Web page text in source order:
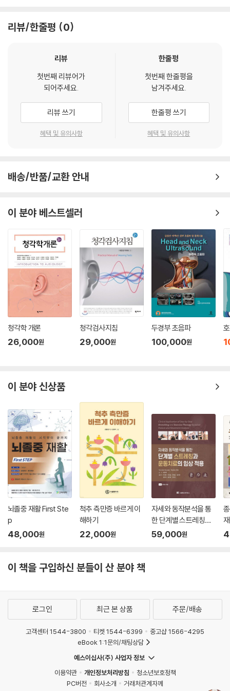
31. 외래에서 귀 모양 쉽게 분석하기 353
33. 이개 켈로이드의 외래 처치와 치료 375
34. 이개 혈종의 처치와 치료 381
35. 돌출귀 수술적 교정 387
36. 전이개누공의 치료 397
Section VII 안면신경질환 술기와 검사의 판독 411
38. 안면신경마비의 전기생리학적 검사 판독: ENoG와 EMG 421
41. 안면마비 환자의 고실 내 스테로이드 주입술 461
44. 내시경을 이용한 귀 처치 및 수술의 준비 491
45. 내시경을 활용한 다양한 외래 술기 505
46. 내시경을 통해서 보는 중이 구조 513
47. 내시경을 이용한 고막성형술과 고실성형술 521
48. 내시경을 이용한 이소골성형술 531
Section IX 이식형청각기기 술기와 검사의 판독 539
49. 최신 이식형청각기기의 종류 및 기기에 대한 이해 541
50. 이식형청각기기 대상자를 위한 청력검사의 판독 및 적응증 549
51. 인공와우이식술 중 검사의 판독 559
54. 능동형 중이이식기, 골도 이식형 보청기의 피팅 및 술 후 평가와 판독
찾아보기 605
권의 책자로 엮게 되었습니다. 특히 외래와 수술 현장에서 실제로 활용할
적 노하우를 공유하고자 하였습니다. 이는 난청, 이명, 어지럼, 안면마비를
비롯한 다양한 이과 질환의 진료에 대한 보다 체계적이고 실질적인 접근을
돕는 중요한 지침이 될 것입니다.
본 책자는 이과학회의 임상 연구의 한 축을 담당하고 있는 8개 임상연구회
학회 간행 위원회 위원 및 이효정 간행 이사의 노고에 깊은 감사를 드립니
대한이과학회는 “인류의 귀 건강을 위해 헌신한다”는 미션을 바탕으로 학
문적 발전과 교류, 회원들의 연구 및 임상 역량 강화를 동시에 추구해 왔습
니다. 본 책의 발간 이 학회의 미션을 실천하는 의미 있는 한 걸음이 되기를
기대합니다. 감사합니다.
2026년 4월
대한이과학회 회장 박시내
리뷰/한줄평 0
리뷰
첫번째 리뷰어가
되어주세요.
리뷰 쓰기
혜택 및 유의사항
한줄평
첫번째 한줄평을
남겨주세요.
한줄평 쓰기
혜택 및 유의사항
배송/반품/교환 안내
이 분야 베스트셀러
청각학 개론
26,000원
청각검사지침
29,000원
두경부 초음파
100,000원
이 분야 신상품
뇌졸중 재활 First Ste
p
48,000원
척추 측만증 바르게 이
해하기
22,000원
자세와 동작분석을 통
한 단계별 스트레칭과
운동치료의 임상 적용
59,000원
이 책을 구입하신 분들이 산 분야 책
로그인 최근 본 상품 주문/배송
고객센터 1544-3800 티켓 1544-6399
중고샵 1566-4295
eBook 1:1문의/채팅상담
예스이십사(주) 사업자 정보
이용약관
개인정보처리방침
청소년보호정책
PC버전
회사소개
거래처관계자께